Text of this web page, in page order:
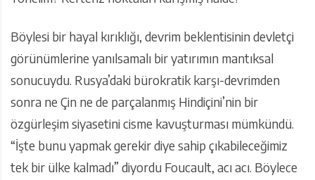
Böylesi bir hayal kırıklığı, devrim beklentisinin devletçi
görünümlerine yanılsamalı bir yatırımın mantıksal
sonucuydu. Rusya’daki bürokratik karşı-devrimden
sonra ne Çin ne de parçalanmış Hindiçini’nin bir
özgürleşim siyasetini cisme kavuşturması mümkündü.
“İşte bunu yapmak gerekir diye sahip çıkabileceğimiz
tek bir ülke kalmadı” diyordu Foucault, acı acı. Böylece